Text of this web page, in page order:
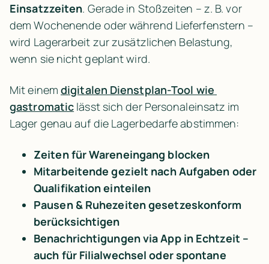
Einsatzzeiten. Gerade in Stoßzeiten – z. B. vor
dem Wochenende oder während Lieferfenstern –
wird Lagerarbeit zur zusätzlichen Belastung,
wenn sie nicht geplant wird.
Mit einem digitalen Dienstplan-Tool wie
gastromatic lässt sich der Personaleinsatz im
Lager genau auf die Lagerbedarfe abstimmen:
Zeiten für Wareneingang blocken
Mitarbeitende gezielt nach Aufgaben oder
Qualifikation einteilen
Pausen & Ruhezeiten gesetzeskonform
berücksichtigen
Benachrichtigungen via App in Echtzeit –
auch für Filialwechsel oder spontane